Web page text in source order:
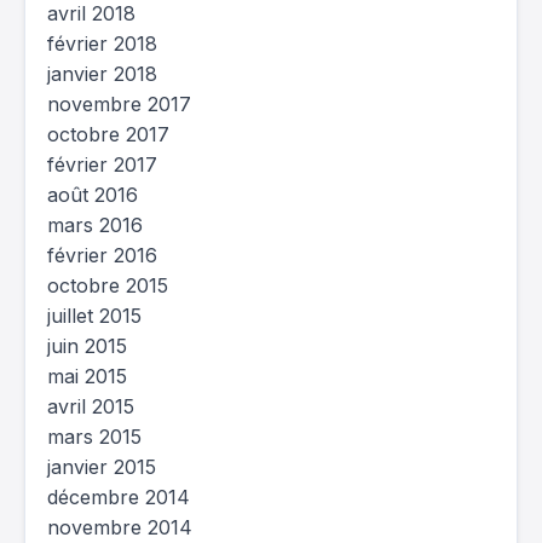
avril 2018
février 2018
janvier 2018
novembre 2017
octobre 2017
février 2017
août 2016
mars 2016
février 2016
octobre 2015
juillet 2015
juin 2015
mai 2015
avril 2015
mars 2015
janvier 2015
décembre 2014
novembre 2014